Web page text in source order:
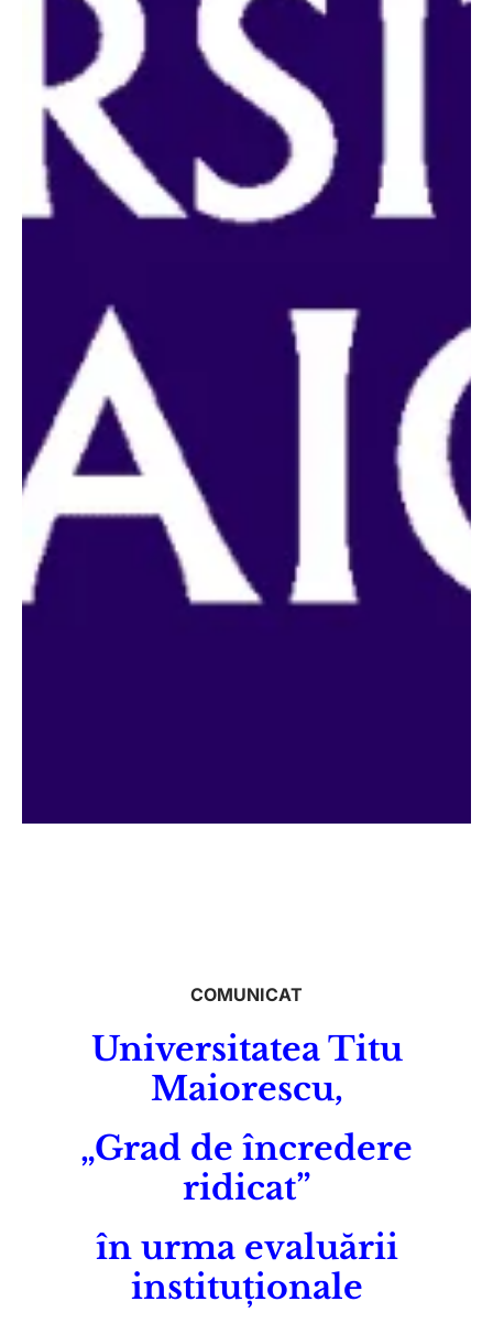
COMUNICAT
Universitatea Titu
Maiorescu,
„Grad de încredere
ridicat”
în urma evaluării
instituționale